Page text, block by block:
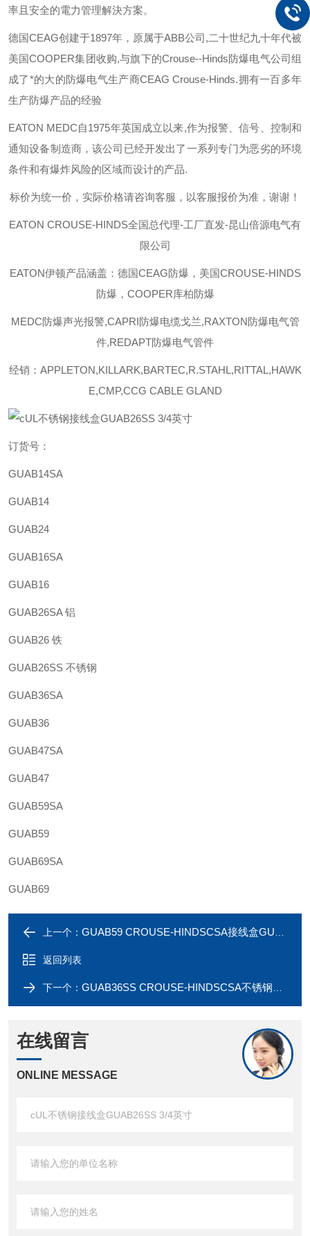
率且安全的電力管理解決方案。
德国CEAG创建于1897年，原属于ABB公司,二十世纪九十年代被
美国COOPER集团收购,与旗下的Crouse--Hinds防爆电气公司组
成了*的大的防爆电气生产商CEAG Crouse-Hinds.拥有一百多年
生产防爆产品的经验
EATON MEDC自1975年英国成立以来,作为报警、信号、控制和
通知设备制造商，该公司已经开发出了一系列专门为恶劣的环境
条件和有爆炸风险的区域而设计的产品.
标价为统一价，实际价格请咨询客服，以客服报价为准，谢谢！
EATON CROUSE-HINDS全国总代理-工厂直发-昆山倍源电气有
限公司
EATON伊顿产品涵盖：德国CEAG防爆，美国CROUSE-HINDS
防爆，COOPER库柏防爆
MEDC防爆声光报警,CAPRI防爆电缆戈兰,RAXTON防爆电气管
件,REDAPT防爆电气管件
经销：APPLETON,KILLARK,BARTEC,R.STAHL,RITTAL,HAWK
E,CMP,CCG CABLE GLAND
订货号：
GUAB14SA
GUAB14
GUAB24
GUAB16SA
GUAB16
GUAB26SA 铝
GUAB26 铁
GUAB26SS 不锈钢
GUAB36SA
GUAB36
GUAB47SA
GUAB47
GUAB59SA
GUAB59
GUAB69SA
GUAB69
上一个： GUAB59 CROUSE-HINDSCSA接线盒GUAB59SA 1-1/2英寸
返回列表
下一个： GUAB36SS CROUSE-HINDSCSA不锈钢接线盒GUAB36SS 1英寸
在线留言
ONLINE MESSAGE